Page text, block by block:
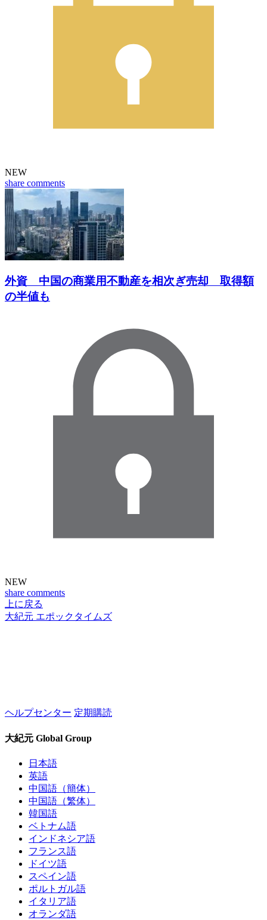
NEW
share comments
外資 中国の商業用不動産を相次ぎ売却 取得額
の半値も
NEW
share comments
上に戻る
大紀元 エポックタイムズ
ヘルプセンター 定期購読
大紀元 Global Group
日本語
英語
中国語（簡体）
中国語（繁体）
韓国語
ベトナム語
インドネシア語
フランス語
ドイツ語
スペイン語
ポルトガル語
イタリア語
オランダ語